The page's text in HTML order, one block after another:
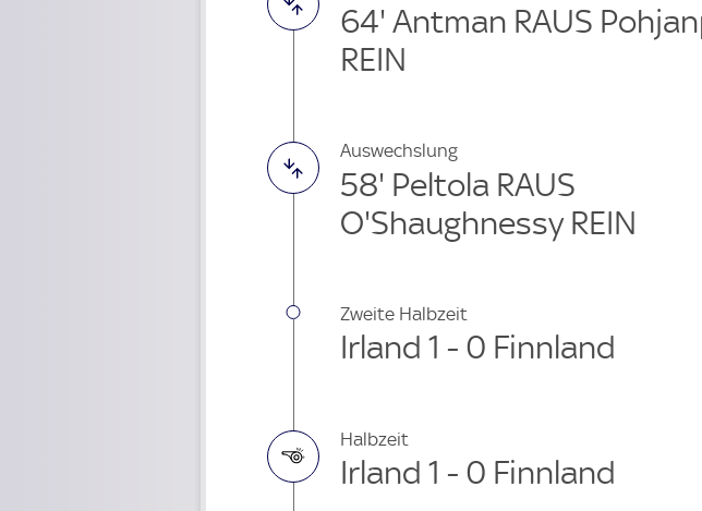
64' Antman RAUS
REIN
Auswechslung
58' Peltola RAUS
O'Shaughnessy REIN
Zweite Halbzeit
Irland 1 - 0 Finnland
Halbzeit
Irland 1 - 0 Finnland